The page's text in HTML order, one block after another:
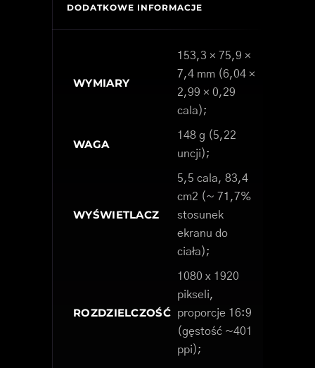
DODATKOWE INFORMACJE
WYMIARY
153,3 × 75,9 ×
7,4 mm (6,04 ×
2,99 × 0,29
cala);
WAGA
148 g (5,22
uncji);
WYŚWIETLACZ
5,5 cala, 83,4
cm2 (~ 71,7%
stosunek
ekranu do
ciała);
ROZDZIELCZOŚĆ
1080 x 1920
pikseli,
proporcje 16:9
(gęstość ~401
ppi);